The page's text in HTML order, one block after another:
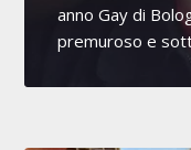
anno Gay di
premuroso e